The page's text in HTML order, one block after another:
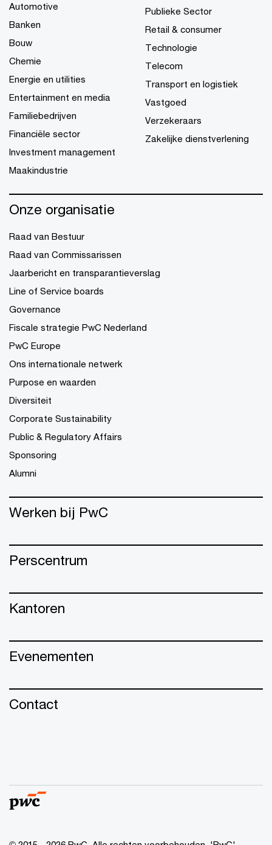
Automotive
Banken
Bouw
Chemie
Energie en utilities
Entertainment en media
Familiebedrijven
Financiële sector
Investment management
Maakindustrie
Publieke Sector
Retail & consumer
Technologie
Telecom
Transport en logistiek
Vastgoed
Verzekeraars
Zakelijke dienstverlening
Onze organisatie
Raad van Bestuur
Raad van Commissarissen
Jaarbericht en transparantieverslag
Line of Service boards
Governance
Fiscale strategie PwC Nederland
PwC Europe
Ons internationale netwerk
Purpose en waarden
Diversiteit
Corporate Sustainability
Public & Regulatory Affairs
Sponsoring
Alumni
Werken bij PwC
Perscentrum
Kantoren
Evenementen
Contact